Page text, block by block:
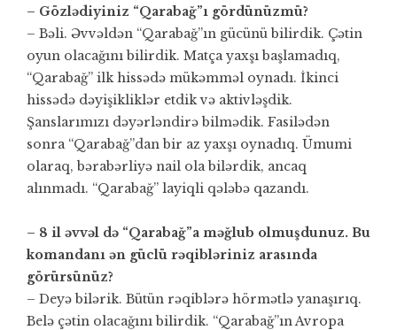
– Gözlədiyiniz “Qarabağ”ı gördünüzmü?
– Bəli. Əvvəldən “Qarabağ”ın gücünü bilirdik. Çətin
oyun olacağını bilirdik. Matça yaxşı başlamadıq,
“Qarabağ” ilk hissədə mükəmməl oynadı. İkinci
hissədə dəyişikliklər etdik və aktivləşdik.
Şanslarımızı dəyərləndirə bilmədik. Fasilədən
sonra “Qarabağ”dan bir az yaxşı oynadıq. Ümumi
olaraq, bərabərliyə nail ola bilərdik, ancaq
alınmadı. “Qarabağ” layiqli qələbə qazandı.
– 8 il əvvəl də “Qarabağ”a məğlub olmuşdunuz. Bu
komandanı ən güclü rəqibləriniz arasında
görürsünüz?
– Deyə bilərik. Bütün rəqiblərə hörmətlə yanaşırıq.
Belə çətin olacağını bilirdik. “Qarabağ”ın Avropa